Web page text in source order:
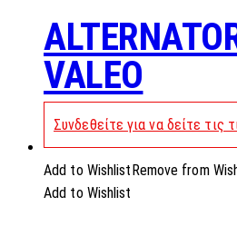
VALEO
Συνδεθείτε για να δείτε τις
Add to Wishlist Remove from
Add to Wishlist